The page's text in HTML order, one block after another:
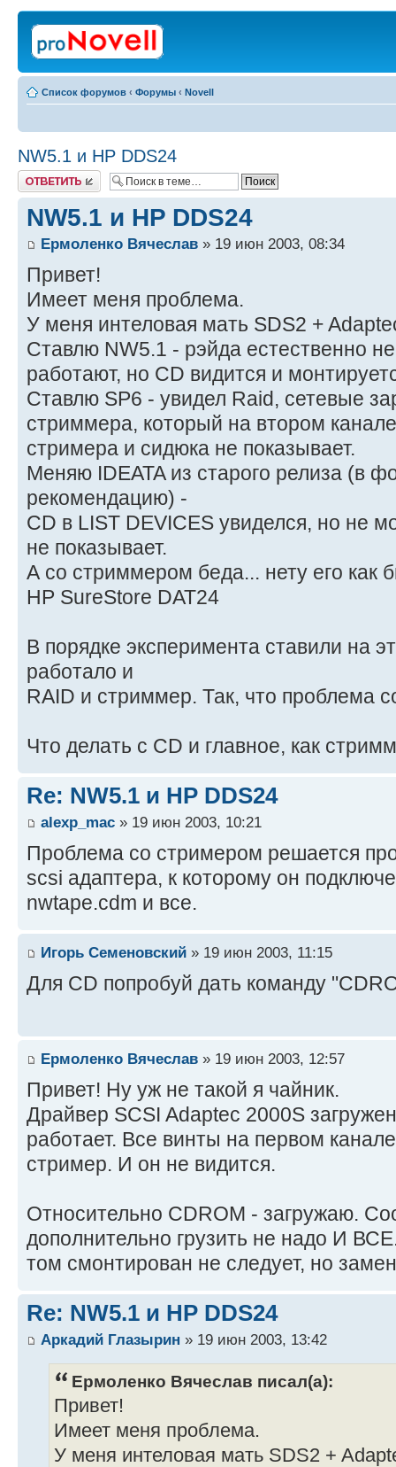
Список форумов ‹ Форумы ‹ Novell
NW5.1 и HP DDS24
Ответить
NW5.1 и HP DDS24
Ермоленко Вячеслав » 19 июн 2003, 08:34
Привет!
Имеет меня проблема.
У меня интеловая мать SDS2 +
Ставлю NW5.1 - рэйда естественно
работают, но CD видится и
Ставлю SP6 - увидел Raid, сетевые
стриммера, который на втором
стримера и сидюка не показывает.
Меняю IDEATA из старого релиза (в
рекомендацию) -
CD в LIST DEVICES увиделся, но не
не показывает.
А со стриммером беда... нету его как
HP SureStore DAT24
В порядке эксперимента ставили на
работало и
RAID и стриммер. Так, что проблема
Что делать с CD и главное, как
Re: NW5.1 и HP DDS24
alexp_mac » 19 июн 2003, 10:21
Проблема со стримером решается
scsi адаптера, к которому он
nwtape.cdm и все.
Игорь Семеновский » 19 июн 2003, 11:15
Для CD попробуй дать команду
Ермоленко Вячеслав » 19 июн 2003, 12:57
Привет! Ну уж не такой я чайник.
Драйвер SCSI Adaptec 2000S
работает. Все винты на первом
стример. И он не видится.
Относительно CDROM - загружаю.
дополнительно грузить не надо И
том смонтирован не следует, но
Re: NW5.1 и HP DDS24
Аркадий Глазырин » 19 июн 2003, 13:42
Ермоленко Вячеслав писал(а):
Привет!
Имеет меня проблема.
У меня интеловая мать SDS2 +